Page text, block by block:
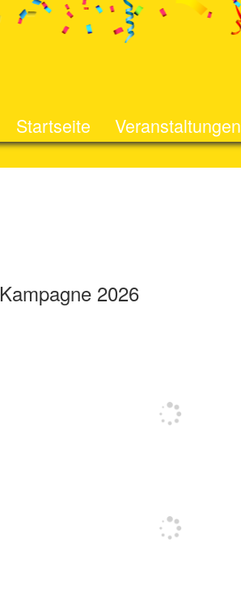
Startseite Veranstaltungen
Kampagne 2026